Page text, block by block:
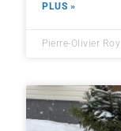
PLUS »
Pierre-Olivier Roy